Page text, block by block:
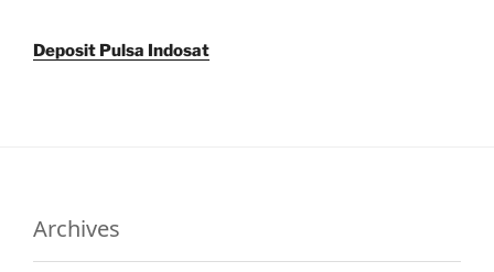
Deposit Pulsa Indosat
Archives